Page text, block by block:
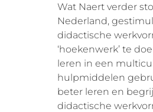
Wat Naert verder
Nederland,
didactische
‘hoekenwerk’ te
leren in een
hulpmiddelen
beter leren en
didactische